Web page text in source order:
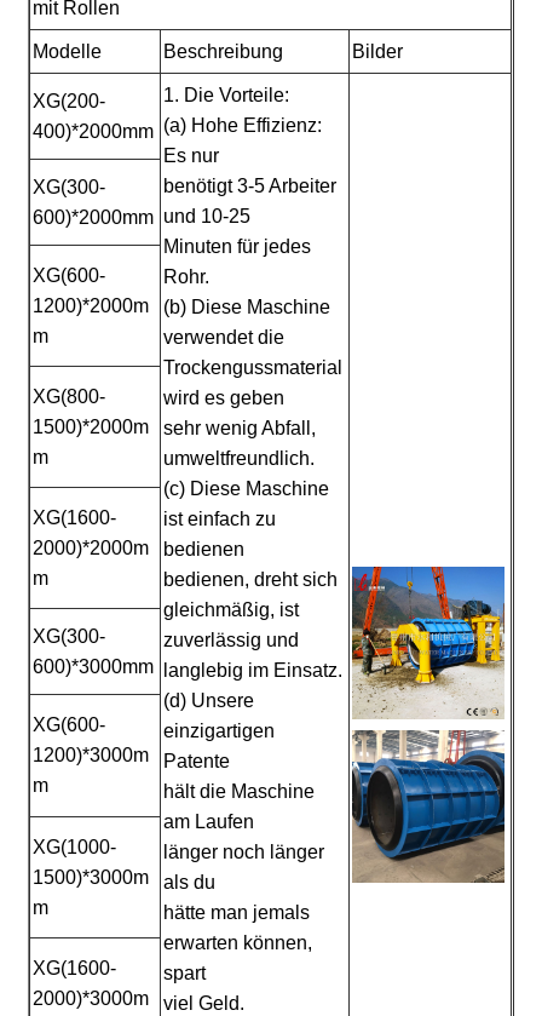
mit Rollen
Modelle Beschreibung Bilder
XG(200-
400)*2000mm
1. Die Vorteile:
(a) Hohe Effizienz:
Es nur
benötigt 3-5 Arbeiter
und 10-25
Minuten für jedes
Rohr.
(b) Diese Maschine
verwendet die
Trockengussmaterial
wird es geben
sehr wenig Abfall,
umweltfreundlich.
(c) Diese Maschine
ist einfach zu
bedienen
bedienen, dreht sich
gleichmäßig, ist
zuverlässig und
langlebig im Einsatz.
(d) Unsere
einzigartigen
Patente
hält die Maschine
am Laufen
länger noch länger
als du
hätte man jemals
erwarten können,
spart
viel Geld.
XG(300-
600)*2000mm
XG(600-
1200)*2000m
m
XG(800-
1500)*2000m
m
XG(1600-
2000)*2000m
m
XG(300-
600)*3000mm
XG(600-
1200)*3000m
m
XG(1000-
1500)*3000m
m
XG(1600-
2000)*3000m